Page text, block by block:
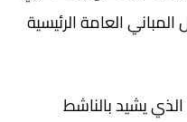
العامة الرئيسية
يشيد بالناشط